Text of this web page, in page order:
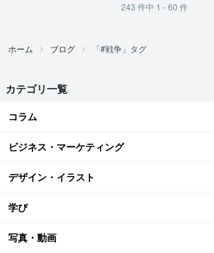
243 件中 1 - 60 件
ホーム ブログ 「#戦争」タグ
カテゴリ一覧
コラム
ビジネス・マーケティング
デザイン・イラスト
学び
写真・動画